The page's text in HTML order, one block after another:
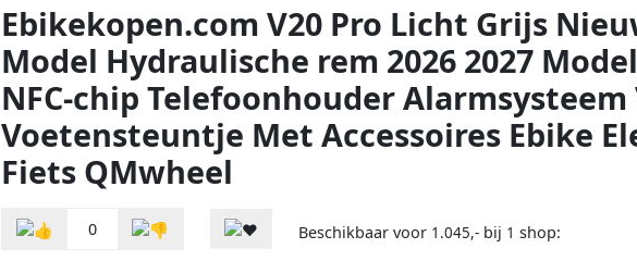
Ebikekopen.com V20 Pro Licht Grijs
Model Hydraulische rem 2026 2027
NFC-chip Telefoonhouder
Voetensteuntje Met Accessoires Ebike
Fiets QMwheel
0 Beschikbaar voor 1.045,- bij 1 shop: